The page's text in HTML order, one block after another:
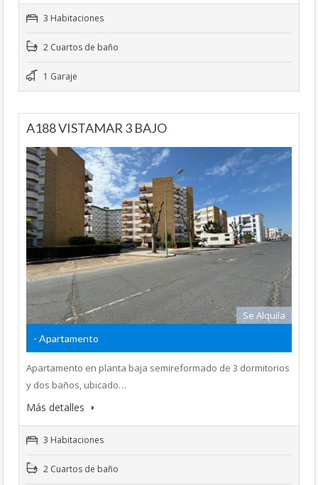
3 Habitaciones
2 Cuartos de baño
1 Garaje
A188 VISTAMAR 3 BAJO
Se Alquila
- Apartamento
Apartamento en planta baja semireformado de 3 dormitorios
y dos baños, ubicado…
Más detalles
3 Habitaciones
2 Cuartos de baño